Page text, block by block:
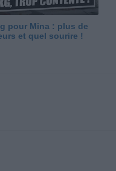
pour Mina : plus de
et quel sourire !